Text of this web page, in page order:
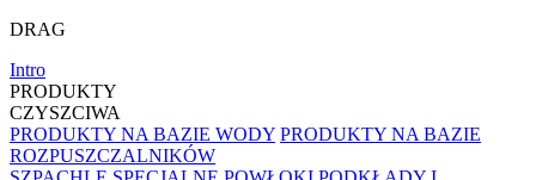
DRAG
Intro
PRODUKTY
CZYSZCIWA
PRODUKTY NA BAZIE WODY PRODUKTY NA BAZIE
ROZPUSZCZALNIKÓW